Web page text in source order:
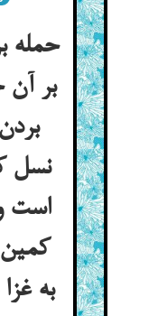
حمله
بر آن
نسل
است
به